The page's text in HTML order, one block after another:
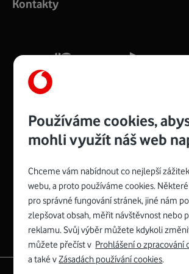
silný signál pro celou domácnost.
Více o COMPAL CH7465VF
Zyxel VMG8623-T50B:
Rozměry modemu jsou 16 x 22 x 7,5 cm
a nabízí 4 gigabitové LAN porty a
Fi ve verzích 802.11 b/g/n/ac pro frekvenci
Spojte se s
Kontakty
Používáme cookies,
mohli využít náš web
Chceme vám nabídnout co nejlepší
webu, a proto používáme cookies.
pro správné fungování stránek, jiné nám
zlepšovat obsah, měřit návštěvnost nebo
reklamu. Svůj výběr můžete kdykoli
můžete přečíst v Prohlášení o zpracování
a také vZásadách používání cookies.